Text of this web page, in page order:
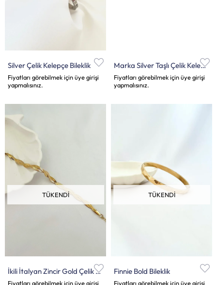
Silver Çelik Kelepçe Bileklik
Fiyatları görebilmek için üye girişi
yapmalısınız.
Marka Silver Taşlı Çelik Kelepçe Bileklik
Fiyatları görebilmek için üye girişi
yapmalısınız.
TÜKENDI
İkili İtalyan Zincir Gold Çelik Bileklik
Fiyatları görebilmek için üye girişi
TÜKENDI
Finnie Bold Bileklik
Fiyatları görebilmek için üye girişi